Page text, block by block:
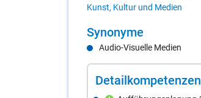
Kunst, Kultur und Medien
Syn­ony­me
Audio-Visuelle Medien
De­tail­kom­pe­ten­zen